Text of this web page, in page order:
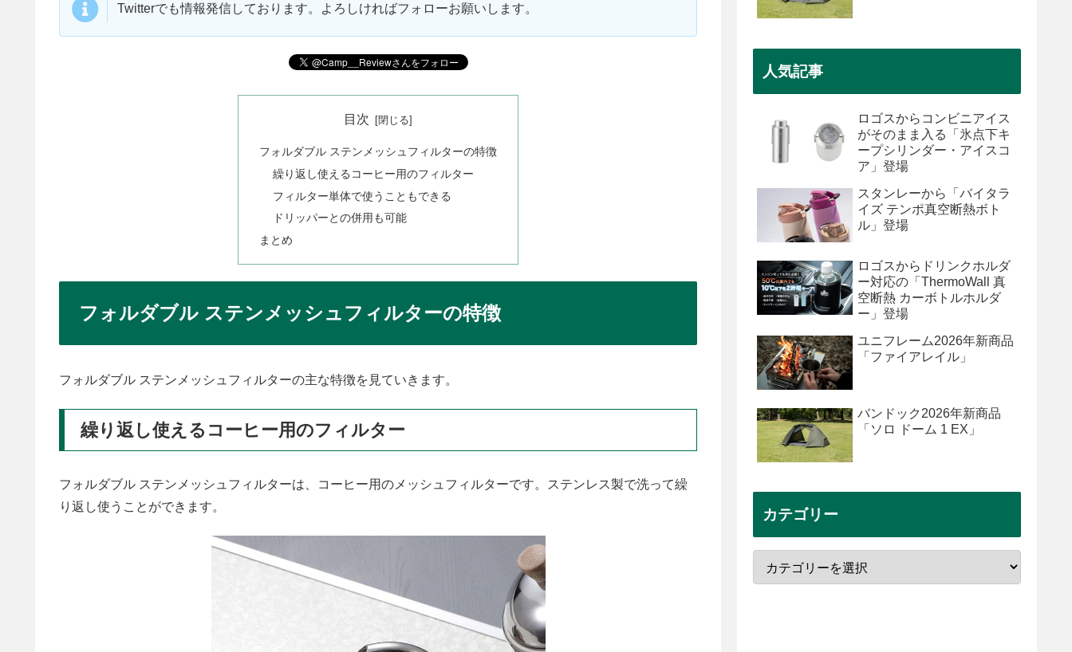
Twitterでも情報発信しております。よろしければフォローお願いします。
目次
フォルダブル ステンメッシュフィルターの特徴
繰り返し使えるコーヒー用のフィルター
フィルター単体で使うこともできる
ドリッパーとの併用も可能
まとめ
フォルダブル ステンメッシュフィルターの特徴
フォルダブル ステンメッシュフィルターの主な特徴を見ていきます。
繰り返し使えるコーヒー用のフィルター
フォルダブル ステンメッシュフィルターは、コーヒー用のメッシュフィルターです。ステンレス製で洗って繰
り返し使うことができます。
人気記事
ロゴスからコンビニアイス
がそのまま入る「氷点下キ
ープシリンダー・アイスコ
ア」登場
スタンレーから「バイタラ
イズ テンポ真空断熱ボト
ル」登場
ロゴスからドリンクホルダ
ー対応の「ThermoWall 真
空断熱 カーボトルホルダ
ー」登場
ユニフレーム2026年新商品
「ファイアレイル」
バンドック2026年新商品
「ソロ ドーム 1 EX」
カテゴリー